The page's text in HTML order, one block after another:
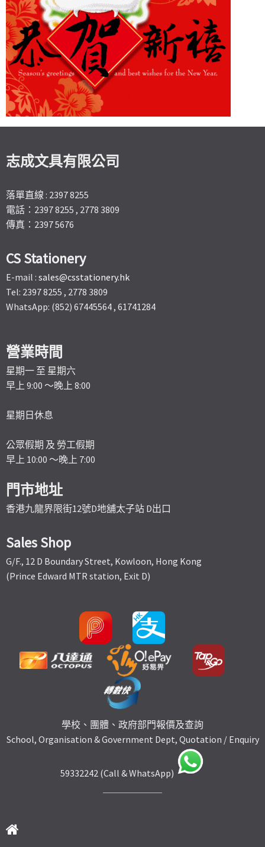
志成文具有限公司
落單直線 : 2397 8255
電話：2397 8255 , 2778 3809
傳真：2397 5676
CS Stationery
E-mail : sales@csstationery.hk
Tel: 2397 8255 , 2778 3809
WhatsApp: (852) 67445564 , 61741284
營業時間
星期一 至 星期六
早上 9:00 ～晚上 8:00
星期日休息
公眾假期 及 勞工假期
早上 10:00 ～晚上 7:00
門市地址
香港九龍界限街12號D地舖太子站 D出口
Sales Shop
G/F., 12 D Boundary Street, Kowloon, Hong Kong
(Prince Edward MTR station, Exit D)
學校、團體、政府部門報價及查詢
School, Organisation & Government Dept, Quotation / Enquiry
59332242 (Call & WhatsApp)